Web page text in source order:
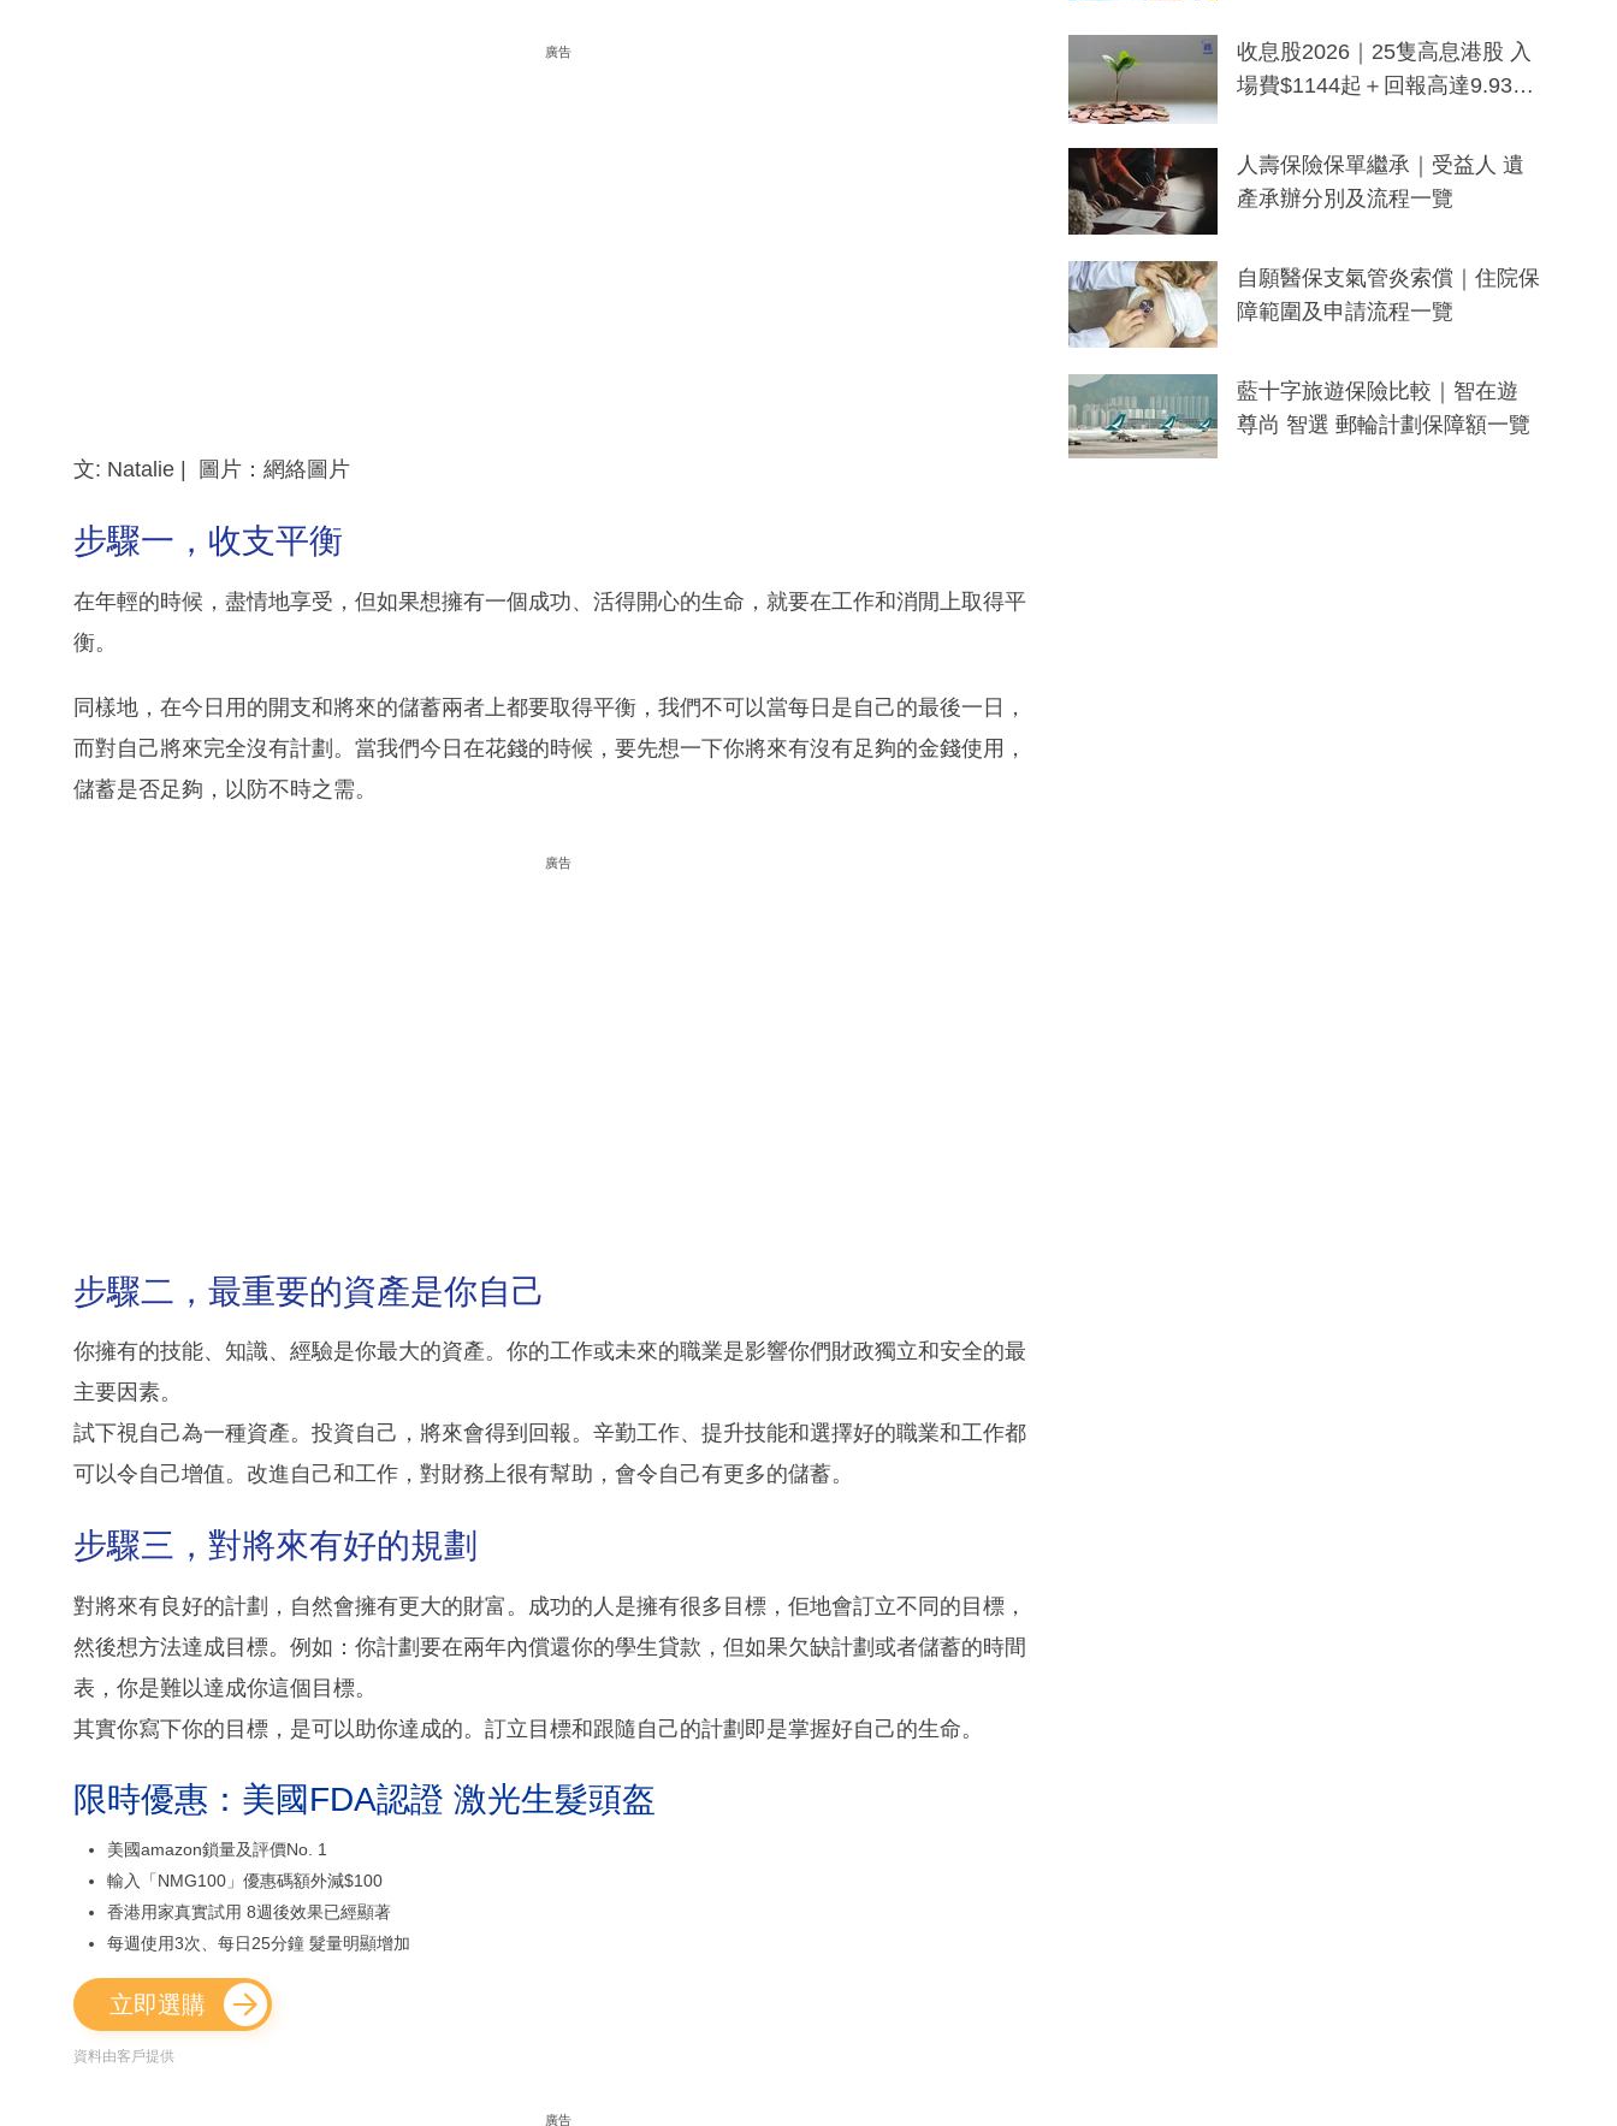
廣告
文: Natalie | 圖片：網絡圖片
步驟一，收支平衡
在年輕的時候，盡情地享受，但如果想擁有一個成功、活得開心的生命，就要在工作和消閒上取得平
衡。
同樣地，在今日用的開支和將來的儲蓄兩者上都要取得平衡，我們不可以當每日是自己的最後一日，
而對自己將來完全沒有計劃。當我們今日在花錢的時候，要先想一下你將來有沒有足夠的金錢使用，
儲蓄是否足夠，以防不時之需。
廣告
步驟二，最重要的資產是你自己
你擁有的技能、知識、經驗是你最大的資產。你的工作或未來的職業是影響你們財政獨立和安全的最
主要因素。
試下視自己為一種資產。投資自己，將來會得到回報。辛勤工作、提升技能和選擇好的職業和工作都
可以令自己增值。改進自己和工作，對財務上很有幫助，會令自己有更多的儲蓄。
步驟三，對將來有好的規劃
對將來有良好的計劃，自然會擁有更大的財富。成功的人是擁有很多目標，佢地會訂立不同的目標，
然後想方法達成目標。例如：你計劃要在兩年內償還你的學生貸款，但如果欠缺計劃或者儲蓄的時間
表，你是難以達成你這個目標。
其實你寫下你的目標，是可以助你達成的。訂立目標和跟隨自己的計劃即是掌握好自己的生命。
限時優惠：美國FDA認證 激光生髮頭盔
美國amazon鎖量及評價No. 1
輸入「NMG100」優惠碼額外減$100
香港用家真實試用 8週後效果已經顯著
每週使用3次、每日25分鐘 髮量明顯增加
立即選購
資料由客戶提供
廣告
一度被誤當詐騙手段
收息股2026｜25隻高息港股 入
場費$1144起＋回報高達9.93
人壽保險保單繼承｜受益人 遺
產承辦分別及流程一覽
自願醫保支氣管炎索償｜住院保
障範圍及申請流程一覽
藍十字旅遊保險比較｜智在遊
尊尚 智選 郵輪計劃保障額一覽